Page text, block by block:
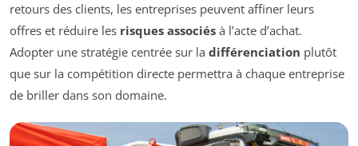
retours des clients, les entreprises peuvent affiner leurs
offres et réduire les risques associés à l’acte d’achat.
Adopter une stratégie centrée sur la différenciation plutôt
que sur la compétition directe permettra à chaque entreprise
de briller dans son domaine.